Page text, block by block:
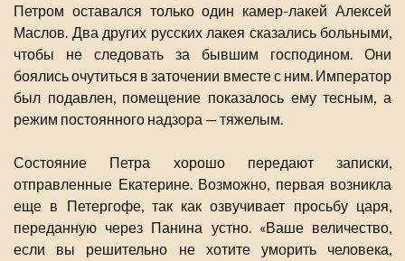
Петром оставался только один камер-лакей Алексей
Маслов. Два других русских лакея сказались больными,
чтобы не следовать за бывшим господином. Они
боялись очутиться в заточении вместе с ним. Император
был подавлен, помещение показалось ему тесным, а
режим постоянного надзора — тяжелым.
Состояние Петра хорошо передают записки,
отправленные Екатерине. Возможно, первая возникла
еще в Петергофе, так как озвучивает просьбу царя,
переданную через Панина устно. «Ваше величество,
если вы решительно не хотите уморить человека,